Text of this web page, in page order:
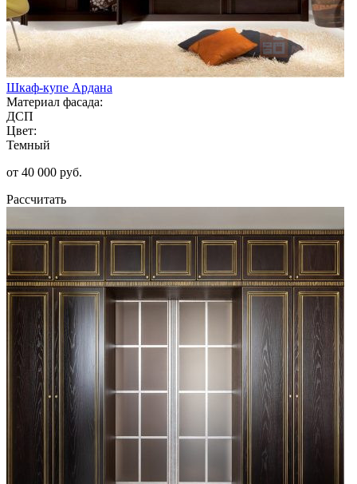
Шкаф-купе Ардана
Материал фасада:
ДСП
Цвет:
Темный
от 40 000 руб.
Рассчитать